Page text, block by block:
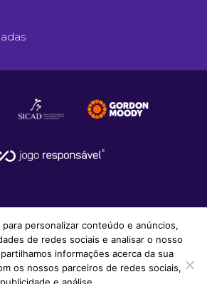
Apostas Desportivas.
personalizar conteúdo e anúncios,
de redes sociais e analisar o nosso
informações acerca da sua
os nossos parceiros de redes sociais,